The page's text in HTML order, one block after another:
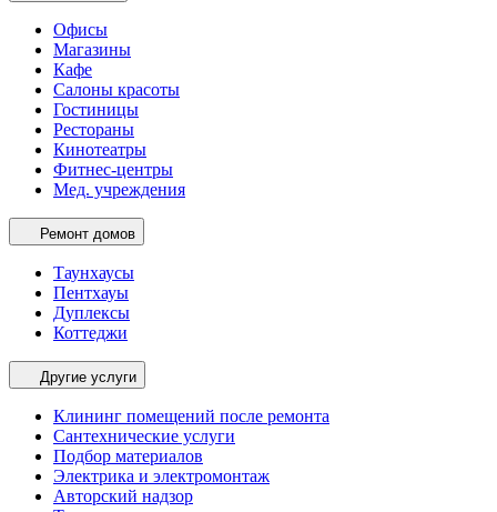
Офисы
Магазины
Кафе
Салоны красоты
Гостиницы
Рестораны
Кинотеатры
Фитнес-центры
Мед. учреждения
Ремонт домов
Таунхаусы
Пентхауы
Дуплексы
Коттеджи
Другие услуги
Клининг помещений после ремонта
Сантехнические услуги
Подбор материалов
Электрика и электромонтаж
Авторский надзор